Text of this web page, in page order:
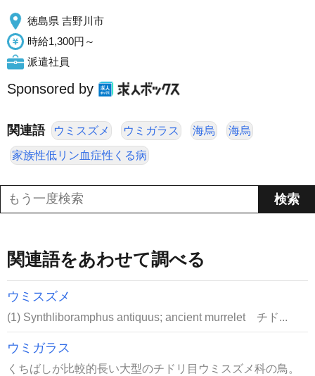
徳島県 吉野川市
時給1,300円～
派遣社員
Sponsored by
関連語 ウミスズメ ウミガラス 海烏 海烏
家族性低リン血症性くる病
関連語をあわせて調べる
ウミスズメ
(1) Synthliboramphus antiquus; ancient murrelet チド...
ウミガラス
くちばしが比較的長い大型のチドリ目ウミスズメ科の鳥。